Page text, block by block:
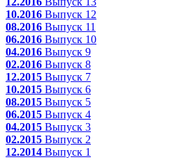
10.2016 Выпуск 12
08.2016 Выпуск 11
06.2016 Выпуск 10
04.2016 Выпуск 9
02.2016 Выпуск 8
12.2015 Выпуск 7
10.2015 Выпуск 6
08.2015 Выпуск 5
06.2015 Выпуск 4
04.2015 Выпуск 3
02.2015 Выпуск 2
12.2014 Выпуск 1